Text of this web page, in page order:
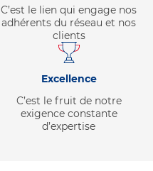
C’est le lien qui engage nos
adhérents du réseau et nos
clients
Excellence
C’est le fruit de notre
exigence constante
d’expertise